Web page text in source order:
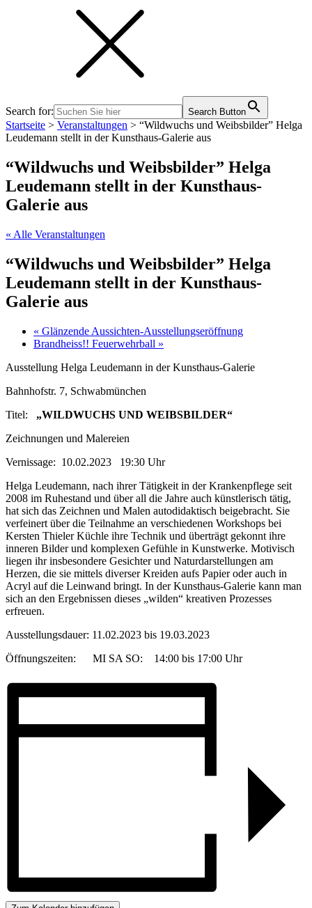
Search for: Search Button
Startseite > Veranstaltungen > “Wildwuchs und Weibsbilder” Helga
Leudemann stellt in der Kunsthaus-Galerie aus
“Wildwuchs und Weibsbilder” Helga
Leudemann stellt in der Kunsthaus-
Galerie aus
« Alle Veranstaltungen
“Wildwuchs und Weibsbilder” Helga
Leudemann stellt in der Kunsthaus-
Galerie aus
« Glänzende Aussichten-Ausstellungseröffnung
Brandheiss!! Feuerwehrball »
Ausstellung Helga Leudemann in der Kunsthaus-Galerie
Bahnhofstr. 7, Schwabmünchen
Titel: „WILDWUCHS UND WEIBSBILDER“
Zeichnungen und Malereien
Vernissage: 10.02.2023 19:30 Uhr
Helga Leudemann, nach ihrer Tätigkeit in der Krankenpflege seit
2008 im Ruhestand und über all die Jahre auch künstlerisch tätig,
hat sich das Zeichnen und Malen autodidaktisch beigebracht. Sie
verfeinert über die Teilnahme an verschiedenen Workshops bei
Kersten Thieler Küchle ihre Technik und überträgt gekonnt ihre
inneren Bilder und komplexen Gefühle in Kunstwerke. Motivisch
liegen ihr insbesondere Gesichter und Naturdarstellungen am
Herzen, die sie mittels diverser Kreiden aufs Papier oder auch in
Acryl auf die Leinwand bringt. In der Kunsthaus-Galerie kann man
sich an den Ergebnissen dieses „wilden“ kreativen Prozesses
erfreuen.
Ausstellungsdauer: 11.02.2023 bis 19.03.2023
Öffnungszeiten: MI SA SO: 14:00 bis 17:00 Uhr